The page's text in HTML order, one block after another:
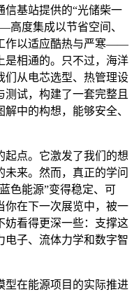
信基站提供的“光储柴一
度集成以节省空间、
作以适应酷热与严寒——
是相通的。只不过，海洋
们从电芯选型、热管理设
试，构建了一套完整且
中的构想，能够安全、
起点。它激发了我们的想
来。然而，真正的学问
色能源”变得稳定、可
你在下一次展览中，被一
妨看得更深一些：支撑这
电子、流体力学和数字智
型在能源项目的实际推进